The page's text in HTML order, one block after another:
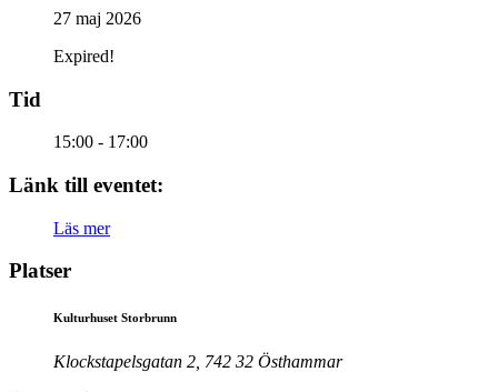
27 maj 2026
Expired!
Tid
15:00 - 17:00
Länk till eventet:
Läs mer
Platser
Kulturhuset Storbrunn
Klockstapelsgatan 2, 742 32 Östhammar